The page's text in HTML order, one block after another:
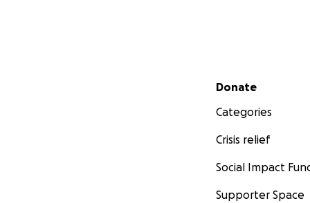
Secondary menu
Donate
Categories
Crisis relief
Social Impact
Supporter Space